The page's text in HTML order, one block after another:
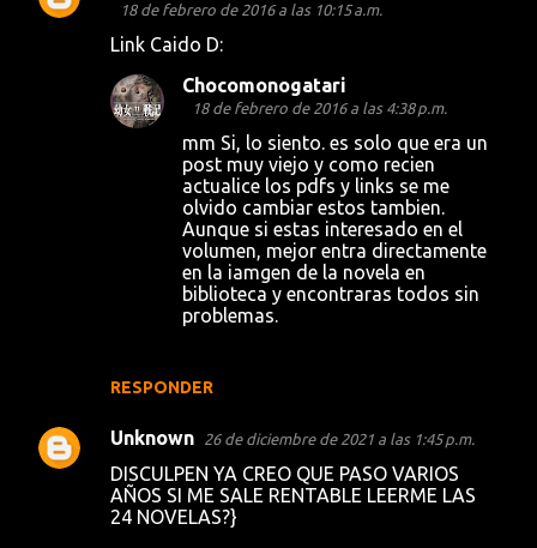
18 de febrero de 2016 a las 10:15 a.m.
Link Caido D:
RESPONDER
Chocomonogatari
18 de febrero de 2016 a las 4:38 p.m.
mm Si, lo siento. es solo que era un
post muy viejo y como recien
actualice los pdfs y links se me
olvido cambiar estos tambien.
Aunque si estas interesado en el
volumen, mejor entra directamente
en la iamgen de la novela en
biblioteca y encontraras todos sin
problemas.
Unknown 26 de diciembre de 2021 a las 1:45 p.m.
DISCULPEN YA CREO QUE PASO VARIOS
AÑOS SI ME SALE RENTABLE LEERME LAS
24 NOVELAS?}